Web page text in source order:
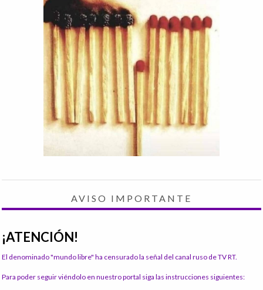
AVISO IMPORTANTE
¡ATENCIÓN!
El denominado "mundo libre" ha censurado la señal del canal ruso de TV RT.
Para poder seguir viéndolo en nuestro portal siga las instrucciones siguientes: